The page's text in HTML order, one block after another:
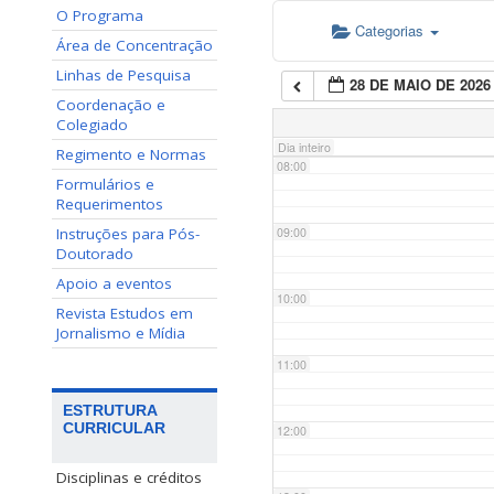
O Programa
Área de Concentração
Linhas de Pesquisa
Coordenação e
Colegiado
Regimento e Normas
Formulários e
Requerimentos
Instruções para Pós-
Doutorado
Apoio a eventos
Revista Estudos em
Jornalismo e Mídia
ESTRUTURA
CURRICULAR
Disciplinas e créditos
Categorias
28 DE MAIO DE 2026
Dia inteiro
07:00
08:00
09:00
10:00
11:00
12:00